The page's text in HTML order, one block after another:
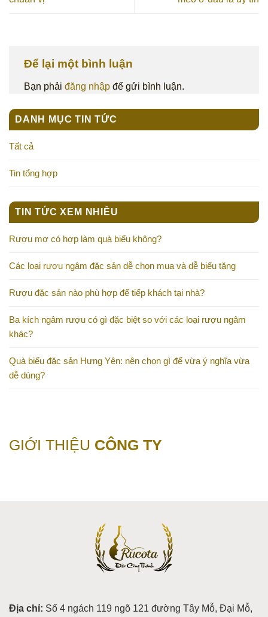
Để lại một bình luận
Bạn phải đăng nhập để gửi bình luận.
DANH MỤC TIN TỨC
Tất cả
Tin tổng hợp
TIN TỨC XEM NHIỀU
Rượu mơ có hợp làm quà biếu không?
Các loại rượu ngâm đặc sản dễ chọn mua và dễ biếu tặng
Rượu đặc sản nào phù hợp để tiếp khách tại nhà?
Ba kích ngâm rượu có gì đặc biệt so với các loại rượu ngâm
khác?
Quà biếu đặc sản Hưng Yên: nên chọn gì để vừa ý nghĩa vừa
dễ dùng?
GIỚI THIỆU CÔNG TY
Địa chỉ: Số 4 ngách 119 ngõ 121 đường Tây Mỗ, Đại Mỗ,